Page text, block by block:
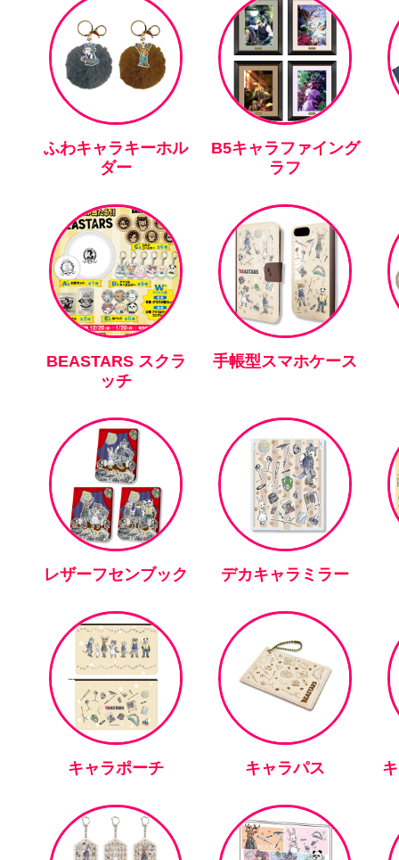
ふわキャラキーホル
ダー
B5キャラファイング
ラフ
BEASTARS スクラ
ッチ
手帳型スマホケース
レザーフセンブック デカキャラミラー
キャラポーチ キャラパス